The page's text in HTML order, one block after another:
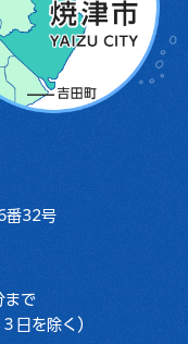
番32号
まで
日を除く）